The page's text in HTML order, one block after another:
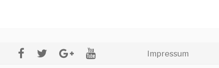
Impressum